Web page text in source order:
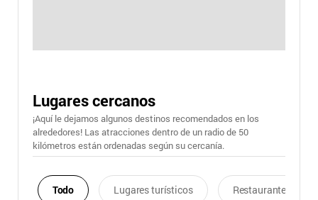
Lugares cercanos
¡Aquí le dejamos algunos destinos recomendados en los
alrededores! Las atracciones dentro de un radio de 50
kilómetros están ordenadas según su cercanía.
Todo Lugares turísticos Restaurantes